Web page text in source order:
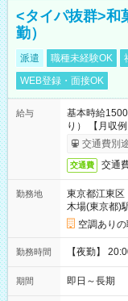
<タイパ抜群>和
勤）
派遣 職種未経験OK
WEB登録・面接OK
給与
基本時給
り） 【月収
合）交通費別
交通費 交通
勤務地
東京都江東区
木場(東京都)
空調あり
勤務時間 【夜勤】
期間 即日～長期